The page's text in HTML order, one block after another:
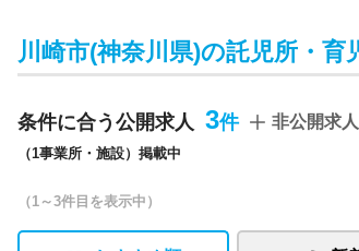
川崎市(神奈川県)の託児所・育
条件に合う公開求人 3
（1事業所・施設）掲載中
非公開求人
（1～3件目を表示中）